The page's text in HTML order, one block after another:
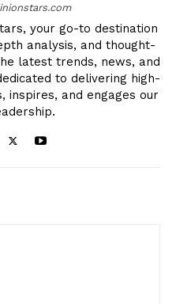
your go-to destination
analysis, and thought-
latest trends, news, and
to delivering high-
inspires, and engages our